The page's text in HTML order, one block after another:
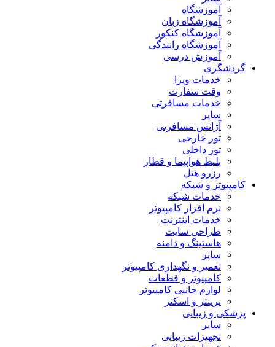
آموزشگاه
آموزشگاه زبان
آموزشگاه کنکور
آموزشگاه رانندگی
آموزش درسی
گردشگری
خدمات ویزا
وقت سفارت
خدمات مسافرتی
سایر
آژانس مسافرتی
تور خارجی
تور داخلی
بلیط هواپیما و قطار
رزرو هتل
کامپیوتر و شبکه
خدمات شبکه
نرم افزار کامپیوتر
خدمات اینترنت
طراحی سایت
هاستینگ و دامنه
سایر
تعمیر و نگهداری کامپیوتر
کامپیوتر و قطعات
لوازم جانبی کامپیوتر
پرینتر و اسکنر
پزشکی و زیبایی
سایر
تجهیزات زیبایی